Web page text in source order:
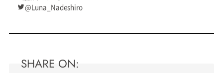
@Luna_Nadeshiro
SHARE ON: